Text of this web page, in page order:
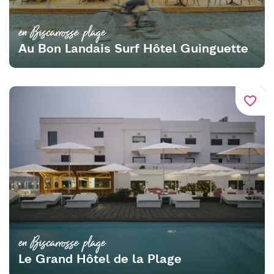
en Biscarrosse plage
Au Bon Landais Surf Hôtel Guinguette
favorite_border
en Biscarrosse plage
Le Grand Hôtel de la Plage